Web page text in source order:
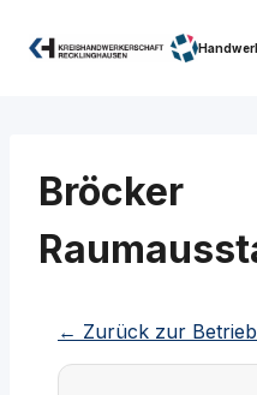
Inhalt
Bröcker
← Zurück zur